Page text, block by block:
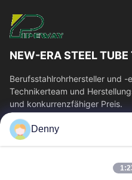
NEW-ERA STEEL
Berufsstahlrohrhersteller und -
Technikerteam und
und konkurrenzfähiger Preis.
Schnelllinks
Haus
Denny